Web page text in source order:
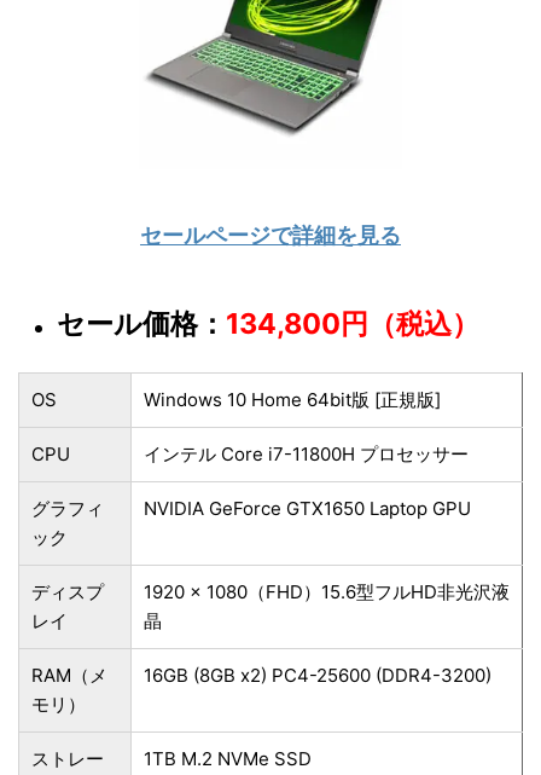
セールページで詳細を見る
セール価格： 134,800円（税込）
OS Windows 10 Home 64bit版 [正規版]
CPU インテル Core i7-11800H プロセッサー
グラフィ
ック
NVIDIA GeForce GTX1650 Laptop GPU
ディスプ
レイ
1920 x 1080（FHD）15.6型フルHD非光沢液
晶
RAM（メ
モリ）
16GB (8GB x2) PC4-25600 (DDR4-3200)
ストレー
1TB M.2 NVMe SSD